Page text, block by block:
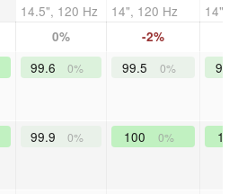
14.5", 120 Hz
14", 120 Hz
0% -2%
99.6 0% 99.5 0%
99.9 0% 100 0%